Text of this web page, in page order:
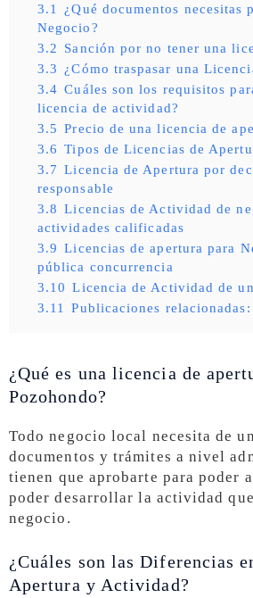
3.1
¿Qué documentos necesitas
Negocio?
3.2 Sanción por no tener una
3.3 ¿Cómo traspasar una
3.4 Cuáles son los requisitos
licencia de actividad?
3.5 Precio de una licencia de
3.6 Tipos de Licencias de
3.7 Licencia de Apertura por
responsable
3.8 Licencias de Actividad de
actividades calificadas
3.9 Licencias de apertura para
pública concurrencia
3.10 Licencia de Actividad de
3.11
Publicaciones relacionadas:
¿Qué es una licencia de
Pozohondo?
Todo negocio local necesita de
documentos y trámites a nivel
tienen que aprobarte para poder
poder desarrollar la actividad
negocio.
¿Cuáles son las Diferencias
Apertura y Actividad?